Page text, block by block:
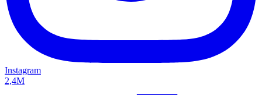
Instagram
2,4M